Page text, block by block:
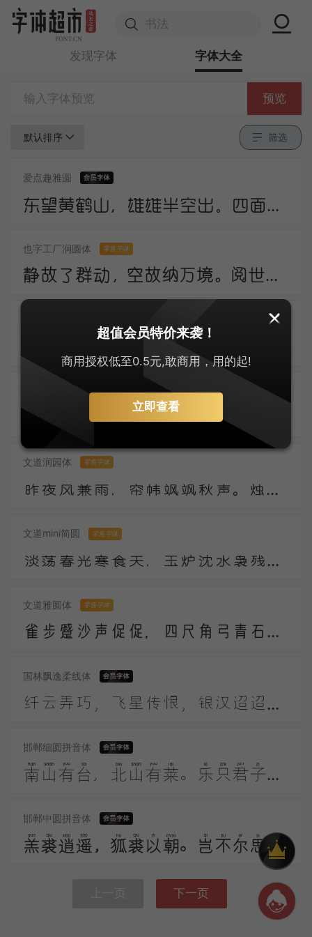
发现字体 字体大全
预览
默认排序 筛选
爱点趣雅圆
东望黄鹤山，雄雄半空出。四面生白云，中峰倚红日。岩峦行穹跨，峰嶂亦冥密。
也字工厂润圆体 零售字体
静故了群动，空故纳万境。阅世走人间，观身卧云岭。咸酸杂众好，中有至味永。诗法不相妨，此语当更请。
郑庆科静雅体-古朴版 零售字体
文道润园体 零售字体
昨夜风兼雨，帘帏飒飒秋声。烛残漏断频倚枕。起坐不能平。 世事漫随流水，算来一梦浮生。醉乡路稳宜频到，此外不堪行。
文道mini简圆 零售字体
淡荡春光寒食天，玉炉沈水袅残烟，梦回山枕隐花钿。海燕未来人斗草，江梅已过柳生绵，黄昏疏雨湿秋千。
文道雅圆体 零售字体
雀步蹙沙声促促，四尺角弓青石镞。黑幡三点铜鼓鸣，高作猿啼摇箭箙。彩巾缠踍幅半斜，溪头簇队映葛花。
国林飘逸柔线体
纤云弄巧，飞星传恨，银汉迢迢暗度。金风玉露一相逢，便胜却人间无数。柔情似水，佳期如梦，忍顾鹊桥归路。两情若是久长时，又岂在朝朝暮暮。
邯郸细圆拼音体
南山有台，北山有莱。乐只君子，邦家之基。乐只君子，万寿无期。南山有桑，北山有杨。乐只君子，邦家之光。乐只君子，万寿无疆。
邯郸中圆拼音体
羔裘逍遥，狐裘以朝。岂不尔思？劳心忉忉。羔裘翱翔，狐裘在堂。岂不尔思？我心忧伤。羔裘如膏，日出有曜。岂不尔思？中心是悼。
下一页
超值会员特价来袭！
商用授权低至0.5元,敢商用，用的起!
立即查看